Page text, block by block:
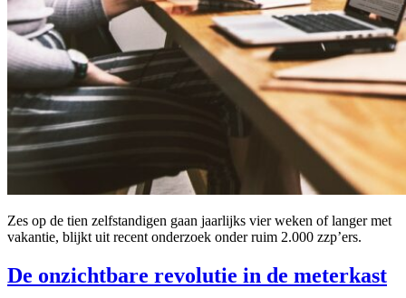
Zes op de tien zelfstandigen gaan jaarlijks vier weken of langer met
vakantie, blijkt uit recent onderzoek onder ruim 2.000 zzp’ers.
De onzichtbare revolutie in de meterkast